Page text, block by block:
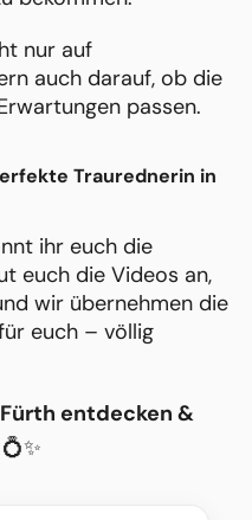
nur auf
auch darauf, ob die
passen.
Traurednerin in
ihr euch die
euch die Videos an,
wir übernehmen die
euch – völlig
entdecken &
💍✨